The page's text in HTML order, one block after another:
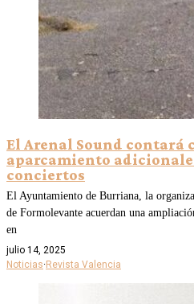
El Arenal Sound contará
aparcamiento
conciertos
El Ayuntamiento de Burriana, la
de Formolevante acuerdan una
en
julio 14, 2025
Noticias· Revista Valencia